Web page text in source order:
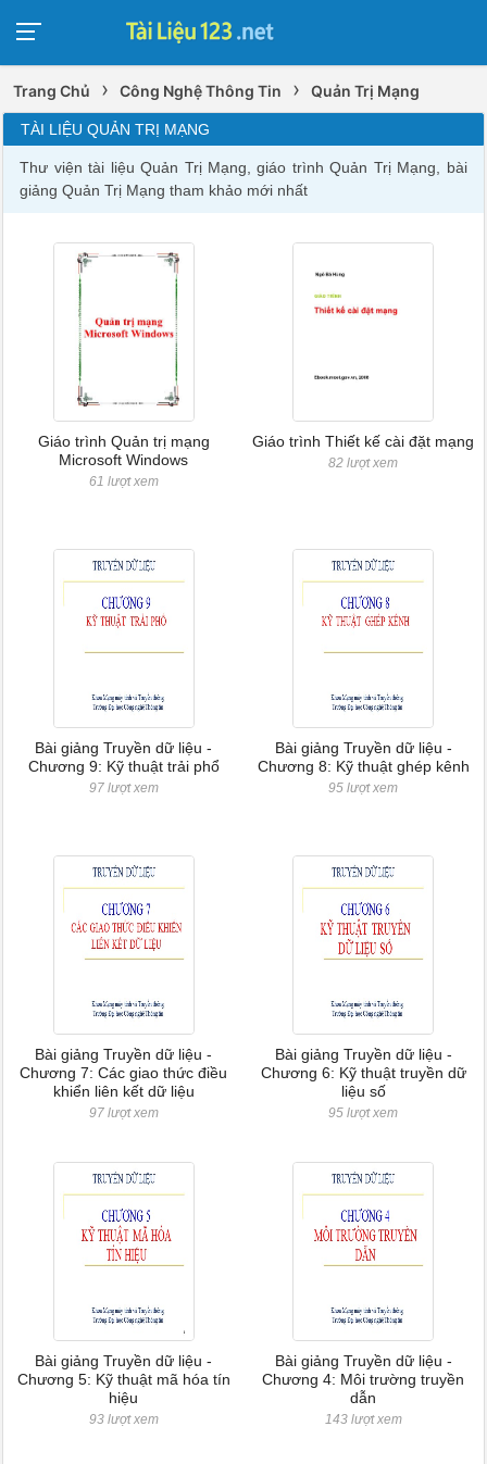
Trang Chủ › Công Nghệ Thông Tin › Quản Trị Mạng
TÀI LIỆU QUẢN TRỊ MẠNG
Thư viện tài liệu Quản Trị Mạng, giáo trình Quản Trị Mạng, bài
giảng Quản Trị Mạng tham khảo mới nhất
Giáo trình Quản trị mạng
Microsoft Windows
61 lượt xem
Giáo trình Thiết kế cài đặt mạng
82 lượt xem
Bài giảng Truyền dữ liệu -
Chương 9: Kỹ thuật trải phổ
97 lượt xem
Bài giảng Truyền dữ liệu -
Chương 8: Kỹ thuật ghép kênh
95 lượt xem
Bài giảng Truyền dữ liệu -
Chương 7: Các giao thức điều
khiển liên kết dữ liệu
97 lượt xem
Bài giảng Truyền dữ liệu -
Chương 6: Kỹ thuật truyền dữ
liệu số
95 lượt xem
Bài giảng Truyền dữ liệu -
Chương 5: Kỹ thuật mã hóa tín
hiệu
93 lượt xem
Bài giảng Truyền dữ liệu -
Chương 4: Môi trường truyền
dẫn
143 lượt xem